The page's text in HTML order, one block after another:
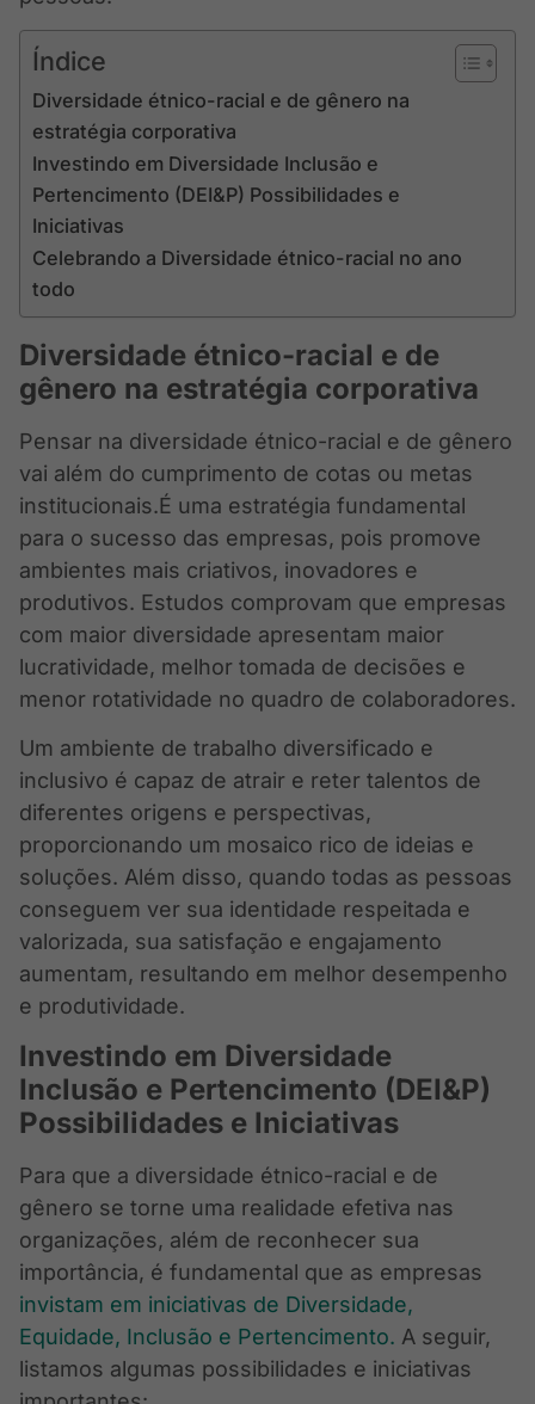
Índice
Diversidade étnico-racial e de gênero na
estratégia corporativa
Investindo em Diversidade Inclusão e
Pertencimento (DEI&P) Possibilidades e
Iniciativas
Celebrando a Diversidade étnico-racial no ano
todo
Diversidade étnico-racial e de
gênero na estratégia corporativa
Pensar na diversidade étnico-racial e de gênero
vai além do cumprimento de cotas ou metas
institucionais.É uma estratégia fundamental
para o sucesso das empresas, pois promove
ambientes mais criativos, inovadores e
produtivos. Estudos comprovam que empresas
com maior diversidade apresentam maior
lucratividade, melhor tomada de decisões e
menor rotatividade no quadro de colaboradores.
Um ambiente de trabalho diversificado e
inclusivo é capaz de atrair e reter talentos de
diferentes origens e perspectivas,
proporcionando um mosaico rico de ideias e
soluções. Além disso, quando todas as pessoas
conseguem ver sua identidade respeitada e
valorizada, sua satisfação e engajamento
aumentam, resultando em melhor desempenho
e produtividade.
Investindo em Diversidade
Inclusão e Pertencimento (DEI&P)
Possibilidades e Iniciativas
Para que a diversidade étnico-racial e de
gênero se torne uma realidade efetiva nas
organizações, além de reconhecer sua
importância, é fundamental que as empresas
invistam em iniciativas de Diversidade,
Equidade, Inclusão e Pertencimento. A seguir,
listamos algumas possibilidades e iniciativas